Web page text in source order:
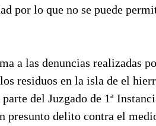
por lo que no se puede
a las denuncias realizadas
residuos en la isla de el
del Juzgado de 1ª
presunto delito contra el